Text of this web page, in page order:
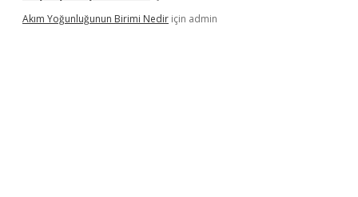
Akım Yoğunluğunun Birimi Nedir için admin